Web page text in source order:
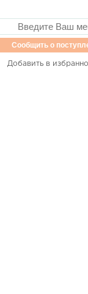
Сообщить о
Добавить в